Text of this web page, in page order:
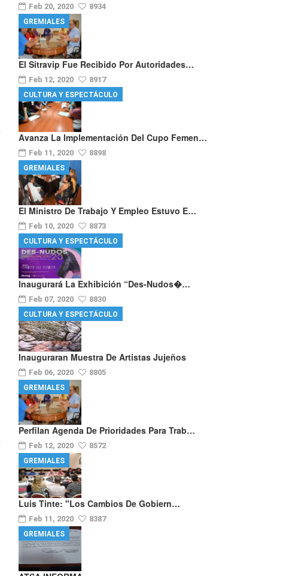
Feb 20, 2020 8934
El Sitravip Fue Recibido Por Autoridades…
Feb 12, 2020 8917
GREMIALES
Avanza La Implementación Del Cupo Femen…
Feb 11, 2020 8898
CULTURA Y ESPECTÁCULO
El Ministro De Trabajo Y Empleo Estuvo E…
Feb 10, 2020 8873
GREMIALES
Inaugurará La Exhibición “Des-Nudos�…
Feb 07, 2020 8830
CULTURA Y ESPECTÁCULO
Inauguraran Muestra De Artistas Jujeños
Feb 06, 2020 8805
CULTURA Y ESPECTÁCULO
Perfilan Agenda De Prioridades Para Trab…
Feb 12, 2020 8572
GREMIALES
Luis Tinte: "los Cambios De Gobiern…
Feb 11, 2020 8387
GREMIALES
GREMIALES